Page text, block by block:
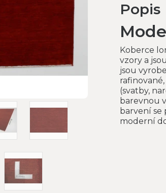
Popis
Koberce
vzory a
jsou
(svatby,
barevnou
barvení se
moderní